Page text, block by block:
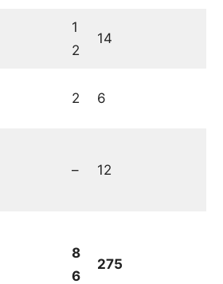
1
2
14
2 6
– 12
8
6
275